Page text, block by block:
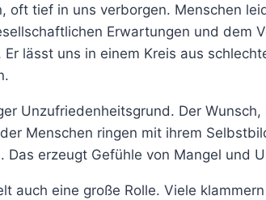
oft tief in uns verborgen. Menschen
Erwartungen und dem
lässt uns in einem Kreis aus
Unzufriedenheitsgrund. Der
Menschen ringen mit ihrem
erzeugt Gefühle von Mangel und
auch eine große Rolle. Viele